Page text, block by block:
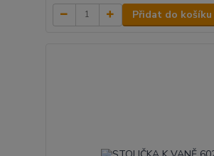
Přidat do košíku